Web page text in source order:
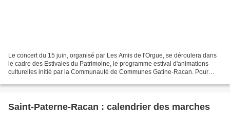
Le concert du 15 juin, organisé par Les Amis de l'Orgue, se déroulera dans
le cadre des Estivales du Patrimoine, le programme estival d'animations
culturelles initié par la Communauté de Communes Gatine-Racan. Pour
Saint-Paterne-Racan : calendrier des marches